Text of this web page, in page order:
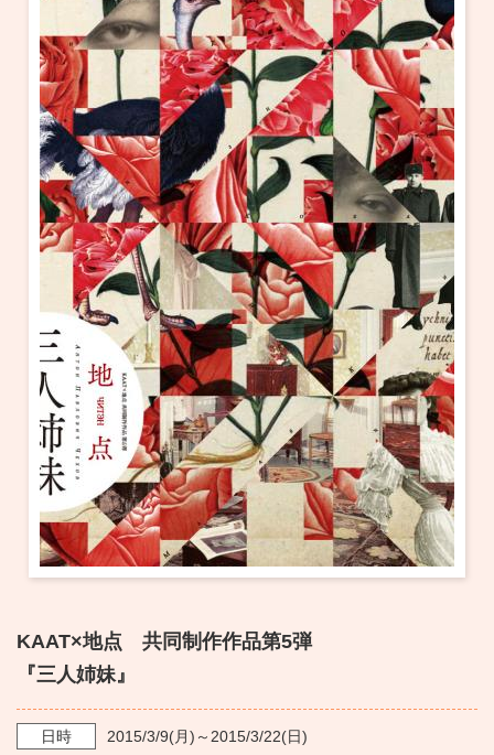
・ レストラン/カフェ
・ 交通案内
・ よくある質問
KAATについて
・ ミッション
・ 芸術監督
・ 施設概要
・ フロアマップ
・ レストラン/カフェ
KAAT 神奈川芸術劇場
SNS
KAAT×地点 共同制作作品第5弾
『三人姉妹』
日時 2015/3/9(月)～ 2015/3/22(日)